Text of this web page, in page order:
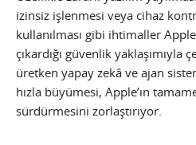
izinsiz işlenmesi veya cihaz
kullanılması gibi ihtimaller
çıkardığı güvenlik yaklaşımıyla
üretken yapay zekâ ve ajan
hızla büyümesi, Apple’ın
sürdürmesini zorlaştırıyor.